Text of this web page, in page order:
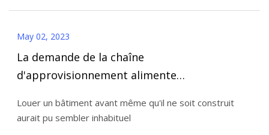
May 02, 2023
La demande de la chaîne
d'approvisionnement alimente
spécification à travers la Caroline du Sud>
Louer un bâtiment avant même qu'il ne soit construit
aurait pu sembler inhabituel